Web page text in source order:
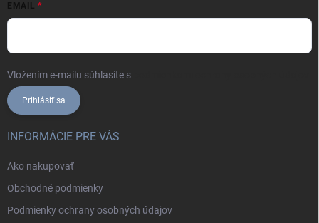
EMAIL
Vložením e-mailu súhlasíte s
Prihlásiť sa
INFORMÁCIE PRE VÁS
Ako nakupovať
Obchodné podmienky
Podmienky ochrany osobných údajov